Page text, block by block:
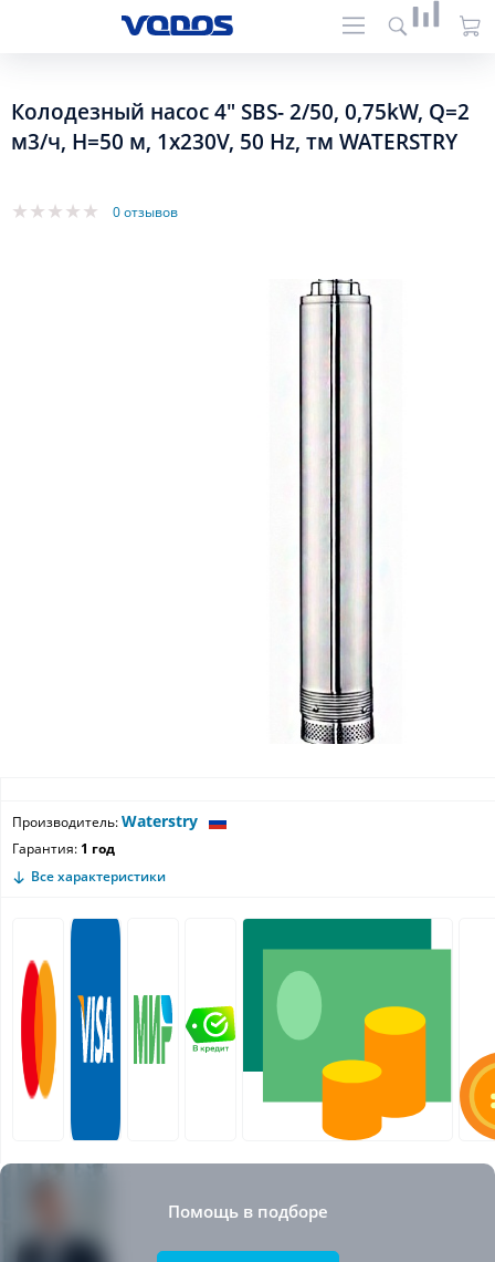
Колодезный насос 4" SBS- 2/50, 0,75kW, Q=2
м3/ч, H=50 м, 1x230V, 50 Hz, тм WATERSTRY
0 отзывов
Производитель:Waterstry
Гарантия: 1 год
Все характеристики
Помощь в подборе